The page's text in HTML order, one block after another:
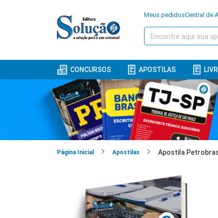
Meus pedidosCentral de
CONCURSOS APOSTILAS
Página Inicial Apostilas